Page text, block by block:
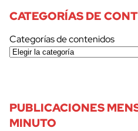
CATEGORÍAS DE
Categorías de contenidos
PUBLICACIONES
MINUTO